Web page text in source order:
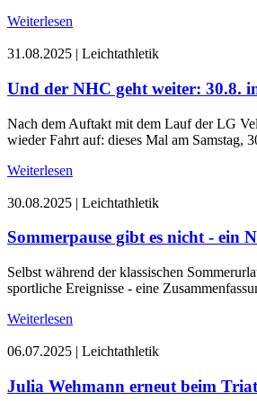
Weiterlesen
31.08.2025 | Leichtathletik
Und der NHC geht weiter: 30.8.
Nach dem Auftakt mit dem Lauf der LG
wieder Fahrt auf: dieses Mal am Samstag,
Weiterlesen
30.08.2025 | Leichtathletik
Sommerpause gibt es nicht - ein
Selbst während der klassischen
sportliche Ereignisse - eine
Weiterlesen
06.07.2025 | Leichtathletik
Julia Wehmann erneut beim